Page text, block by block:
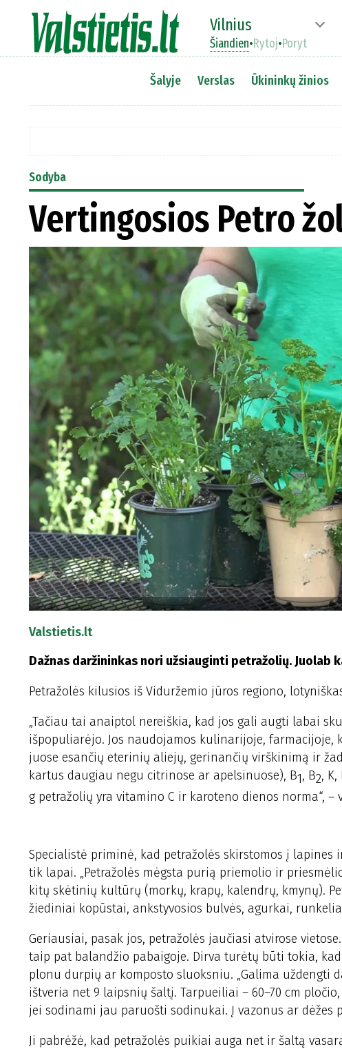
Vilnius
Šiandien•Rytoj•Poryt
Šalyje Verslas Ūkininkų žinios
Sodyba
Vertingosios Petro
Valstietis.lt
Dažnas daržininkas nori užsiauginti petražolių. Juolab
Petražolės kilusios iš Viduržemio jūros regiono,
„Tačiau tai anaiptol nereiškia, kad jos gali augti labai
išpopuliarėjo. Jos naudojamos kulinarijoje,
juose esančių eterinių aliejų, gerinančių virškinimą ir
kartus daugiau negu citrinose ar apelsinuose), B1, B2,
g petražolių yra vitamino C ir karoteno dienos norma“, –
Specialistė priminė, kad petražolės skirstomos į
tik lapai. „Petražolės mėgsta purią priemolio ir
kitų skėtinių kultūrų (morkų, krapų, kalendrų, kmynų).
žiediniai kopūstai, ankstyvosios bulvės, agurkai,
Geriausiai, pasak jos, petražolės jaučiasi atvirose
taip pat balandžio pabaigoje. Dirva turėtų būti tokia,
plonu durpių ar komposto sluoksniu. „Galima uždengti
ištveria net 9 laipsnių šaltį. Tarpueiliai – 60–70 cm
jei sodinami jau paruošti sodinukai. Į vazonus ar dėžes
Ji pabrėžė, kad petražolės puikiai auga net ir šaltą